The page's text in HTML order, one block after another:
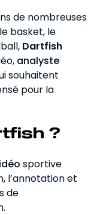
pour
de nombreuses
basket, le
Dartfish
analyste
souhaitent
pour la
?
sportive
l’annotation et
de